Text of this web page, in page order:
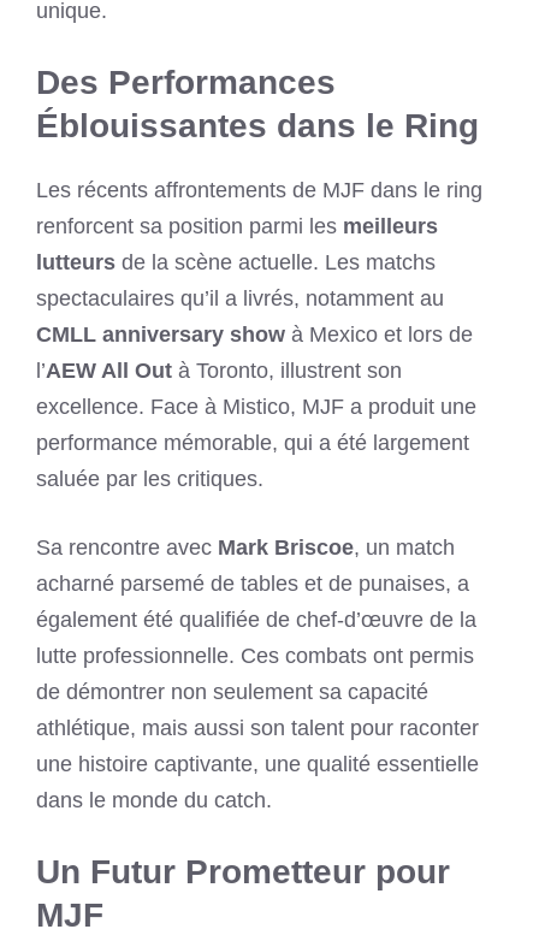
unique.
Des Performances
Éblouissantes dans le Ring
Les récents affrontements de MJF dans le ring
renforcent sa position parmi les meilleurs
lutteurs de la scène actuelle. Les matchs
spectaculaires qu’il a livrés, notamment au
CMLL anniversary show à Mexico et lors de
l’AEW All Out à Toronto, illustrent son
excellence. Face à Mistico, MJF a produit une
performance mémorable, qui a été largement
saluée par les critiques.
Sa rencontre avec Mark Briscoe, un match
acharné parsemé de tables et de punaises, a
également été qualifiée de chef-d’œuvre de la
lutte professionnelle. Ces combats ont permis
de démontrer non seulement sa capacité
athlétique, mais aussi son talent pour raconter
une histoire captivante, une qualité essentielle
dans le monde du catch.
Un Futur Prometteur pour
MJF